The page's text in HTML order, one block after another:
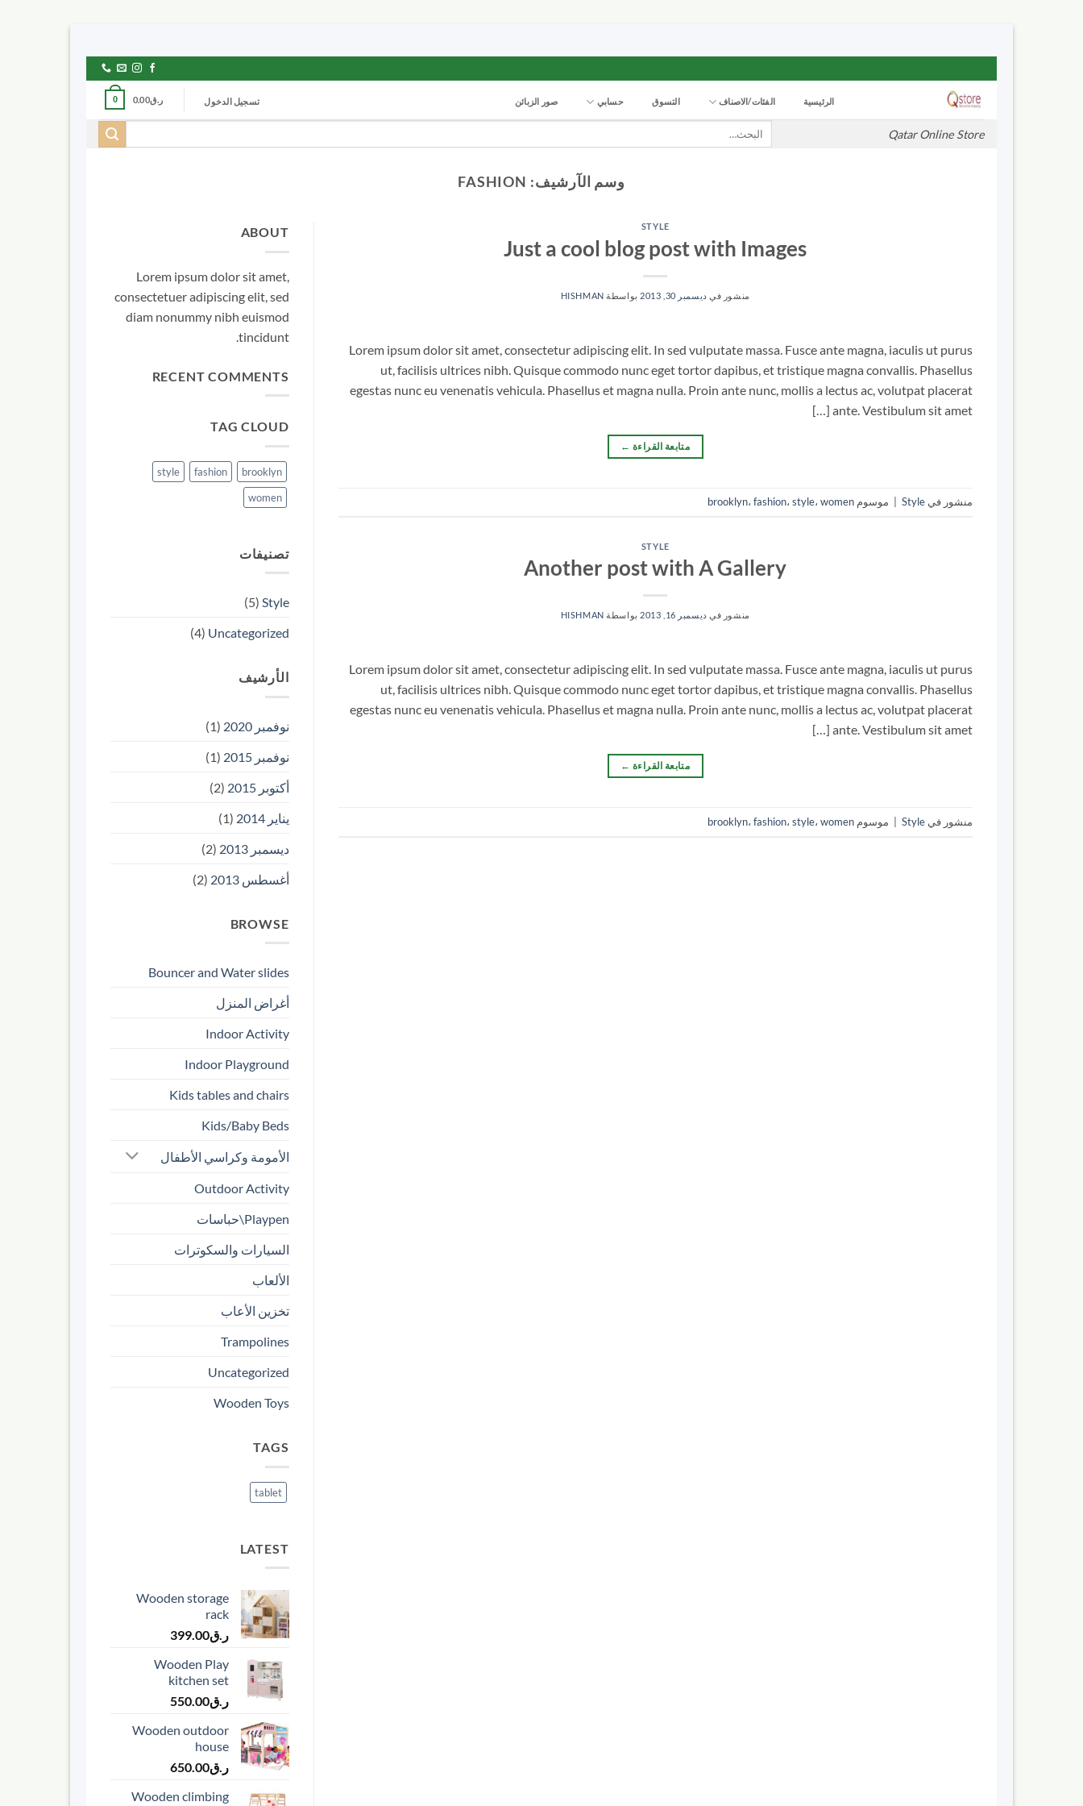
للمحتوى
Qatar Online Store
الرئيسية الفئات/الاصناف التسوق حسابي صور الزبائن تسجيل الدخول ر.ق0.00
0
بحث
وسم الآرشيف: FASHION
STYLE
Just a cool blog post with Images
منشور في ديسمبر 30, 2013 بواسطة HISHMAN
Lorem ipsum dolor sit amet, consectetur adipiscing elit. In sed vulputate massa. Fusce ante magna, iaculis ut purus
ut, facilisis ultrices nibh. Quisque commodo nunc eget tortor dapibus, et tristique magna convallis. Phasellus
egestas nunc eu venenatis vehicula. Phasellus et magna nulla. Proin ante nunc, mollis a lectus ac, volutpat placerat
ante. Vestibulum sit amet […]
متابعة القراءة ←
منشور في Style موسوم brooklyn، fashion، style، women
STYLE
Another post with A Gallery
منشور في ديسمبر 16, 2013 بواسطة HISHMAN
Lorem ipsum dolor sit amet, consectetur adipiscing elit. In sed vulputate massa. Fusce ante magna, iaculis ut purus
ut, facilisis ultrices nibh. Quisque commodo nunc eget tortor dapibus, et tristique magna convallis. Phasellus
egestas nunc eu venenatis vehicula. Phasellus et magna nulla. Proin ante nunc, mollis a lectus ac, volutpat placerat
ante. Vestibulum sit amet […]
متابعة القراءة ←
منشور في Style موسوم brooklyn، fashion، style، women
ABOUT
Lorem ipsum dolor sit amet,
consectetuer adipiscing elit, sed
diam nonummy nibh euismod
tincidunt.
RECENT COMMENTS
TAG CLOUD
brooklyn
fashion
style
women
تصنيفات
Style
(5)
Uncategorized
(4)
الأرشيف
نوفمبر 2020
(1)
نوفمبر 2015
(1)
أكتوبر 2015
(2)
يناير 2014
(1)
ديسمبر 2013
(2)
أغسطس 2013
(2)
BROWSE
Bouncer and Water slides
أغراض المنزل
Indoor Activity
Indoor Playground
Kids tables and chairs
Kids/Baby Beds
الأمومة وكراسي الأطفال
Outdoor Activity
Playpen\حباسات
السيارات والسكوترات
الألعاب
تخزين الأعاب
Trampolines
Uncategorized
Wooden Toys
TAGS
tablet
LATEST
Wooden storage
rack
ر.ق399.00
Wooden Play
kitchen set
ر.ق550.00
Wooden outdoor
house
ر.ق650.00
Wooden climbing